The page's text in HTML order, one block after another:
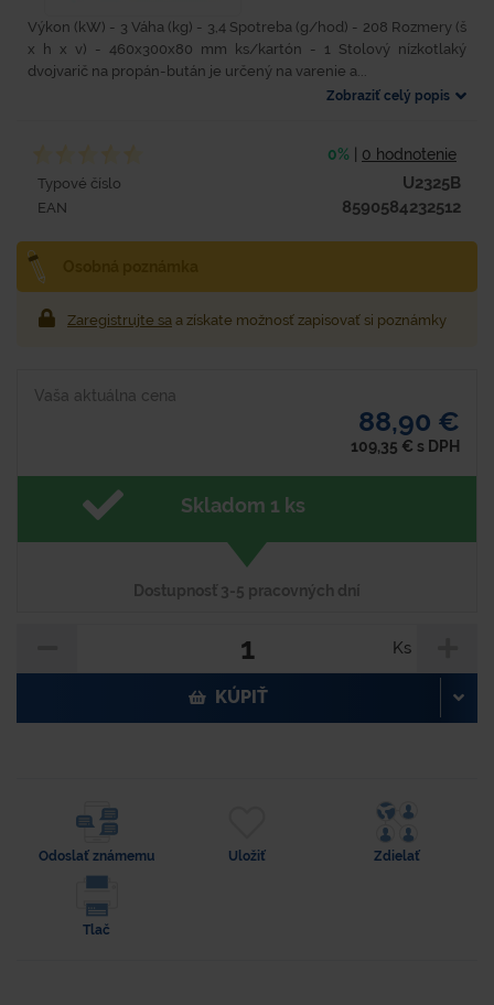
Výkon (kW) - 3 Váha (kg) - 3,4 Spotreba (g/hod) - 208 Rozmery (š
x h x v) - 460x300x80 mm ks/kartón - 1 Stolový nízkotlaký
dvojvarič na propán-bután je určený na varenie a...
Zobraziť celý popis
0% 0 hodnotenie
Typové číslo U2325B
EAN 8590584232512
Zaregistrujte sa a získate možnosť zapisovať si poznámky
Vaša aktuálna cena
88,90 €
109,35 € s DPH
Skladom 1 ks
Dostupnosť 3-5 pracovných dní
Ks
KÚPIŤ
Odoslať známemu Uložiť Zdielať
Tlač